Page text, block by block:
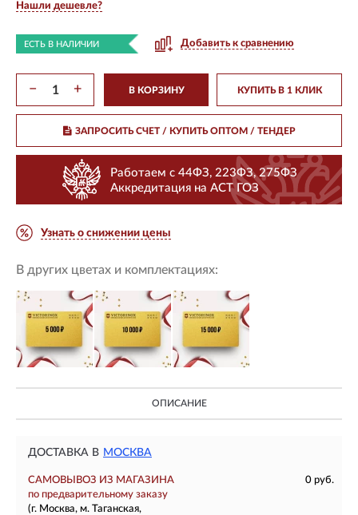
Нашли дешевле?
ЕСТЬ В НАЛИЧИИ Добавить к сравнению
− + В КОРЗИНУ КУПИТЬ В 1 КЛИК
ЗАПРОСИТЬ СЧЕТ / КУПИТЬ ОПТОМ/ ТЕНДЕР
Работаем с 44ФЗ, 223ФЗ, 275ФЗ
Аккредитация на АСТ ГОЗ
Узнать о снижении цены
В других цветах и комплектациях:
ОПИСАНИЕ
ДОСТАВКА В МОСКВА
САМОВЫВОЗ ИЗ МАГАЗИНА
0 руб.
по предварительному заказу
(г. Москва, м. Таганская,